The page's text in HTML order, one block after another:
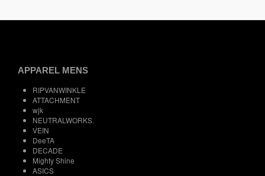
APPAREL MENS
RIPVANWINKLE
ATTACHMENT
wjk
NEUTRALWORKS.
VEIN
DeeTA
DECADE
Mighty Shine
ASICS